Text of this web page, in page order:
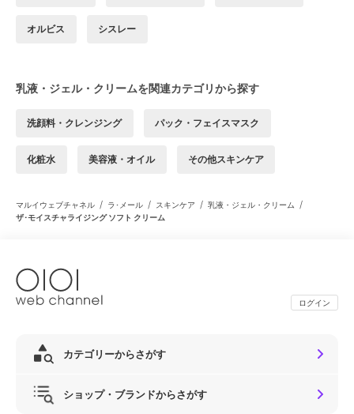
オルビス シスレー
乳液・ジェル・クリームを関連カテゴリから探す
洗顔料・クレンジング パック・フェイスマスク
化粧水 美容液・オイル その他スキンケア
マルイウェブチャネル / ラ･メール / スキンケア / 乳液・ジェル・クリーム /
ザ･モイスチャライジング ソフト クリーム
ログイン
カテゴリーからさがす
ショップ・ブランドからさがす